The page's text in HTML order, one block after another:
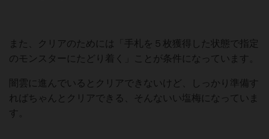
また、クリアのためには「手札を５枚獲得した状態で指定
のモンスターにたどり着く」ことが条件になっています。
闇雲に進んでいるとクリアできないけど、しっかり準備す
ればちゃんとクリアできる、そんないい塩梅になっていま
す。